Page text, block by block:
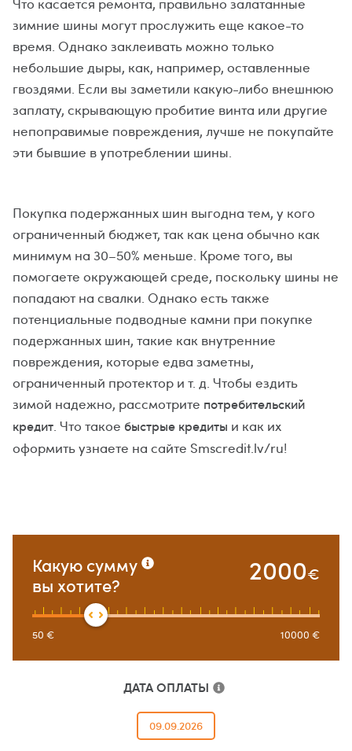
Что касается ремонта, правильно залатанные
зимние шины могут прослужить еще какое-то
время. Однако заклеивать можно только
небольшие дыры, как, например, оставленные
гвоздями. Если вы заметили какую-либо внешнюю
заплату, скрывающую пробитие винта или другие
непоправимые повреждения, лучше не покупайте
эти бывшие в употреблении шины.
Покупка подержанных шин выгодна тем, у кого
ограниченный бюджет, так как цена обычно как
минимум на 30–50% меньше. Кроме того, вы
помогаете окружающей среде, поскольку шины не
попадают на свалки. Однако есть также
потенциальные подводные камни при покупке
подержанных шин, такие как внутренние
повреждения, которые едва заметны,
ограниченный протектор и т. д. Чтобы ездить
зимой надежно, рассмотрите потребительский
кредит. Что такое быстрые кредиты и как их
оформить узнаете на сайте Smscredit.lv/ru!
Какую сумму
вы хотите?
2000€
50 € 10000 €
ДАТА ОПЛАТЫ
09.09.2026